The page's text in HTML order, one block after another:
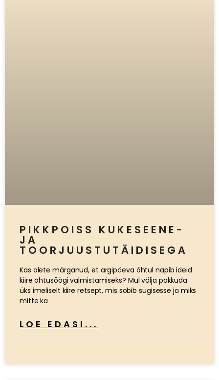
PIKKPOISS KUKESEENE-
JA
TOORJUUSTUTÄIDISEGA
Kas olete märganud, et argipäeva õhtul napib ideid
kiire õhtusöögi valmistamiseks? Mul välja pakkuda
üks imeliselt kiire retsept, mis sobib sügisesse ja miks
mitte ka
LOE EDASI...